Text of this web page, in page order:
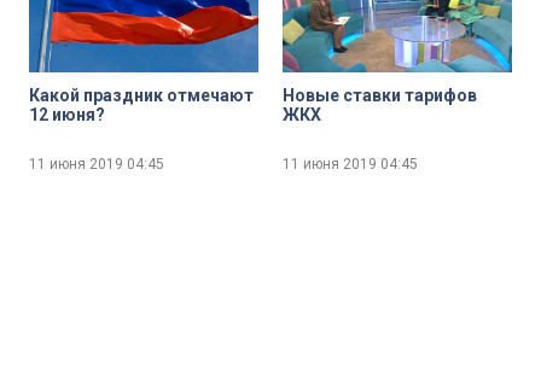
Какой праздник отмечают
12 июня?
11 июня 2019 04:45
Новые ставки тарифов
ЖКХ
11 июня 2019 04:45